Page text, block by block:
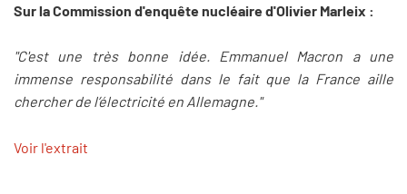
Sur la Commission d'enquête nucléaire d'Olivier Marleix :
"C'est une très bonne idée. Emmanuel Macron a une
immense responsabilité dans le fait que la France aille
chercher de l’électricité en Allemagne."
Voir l'extrait